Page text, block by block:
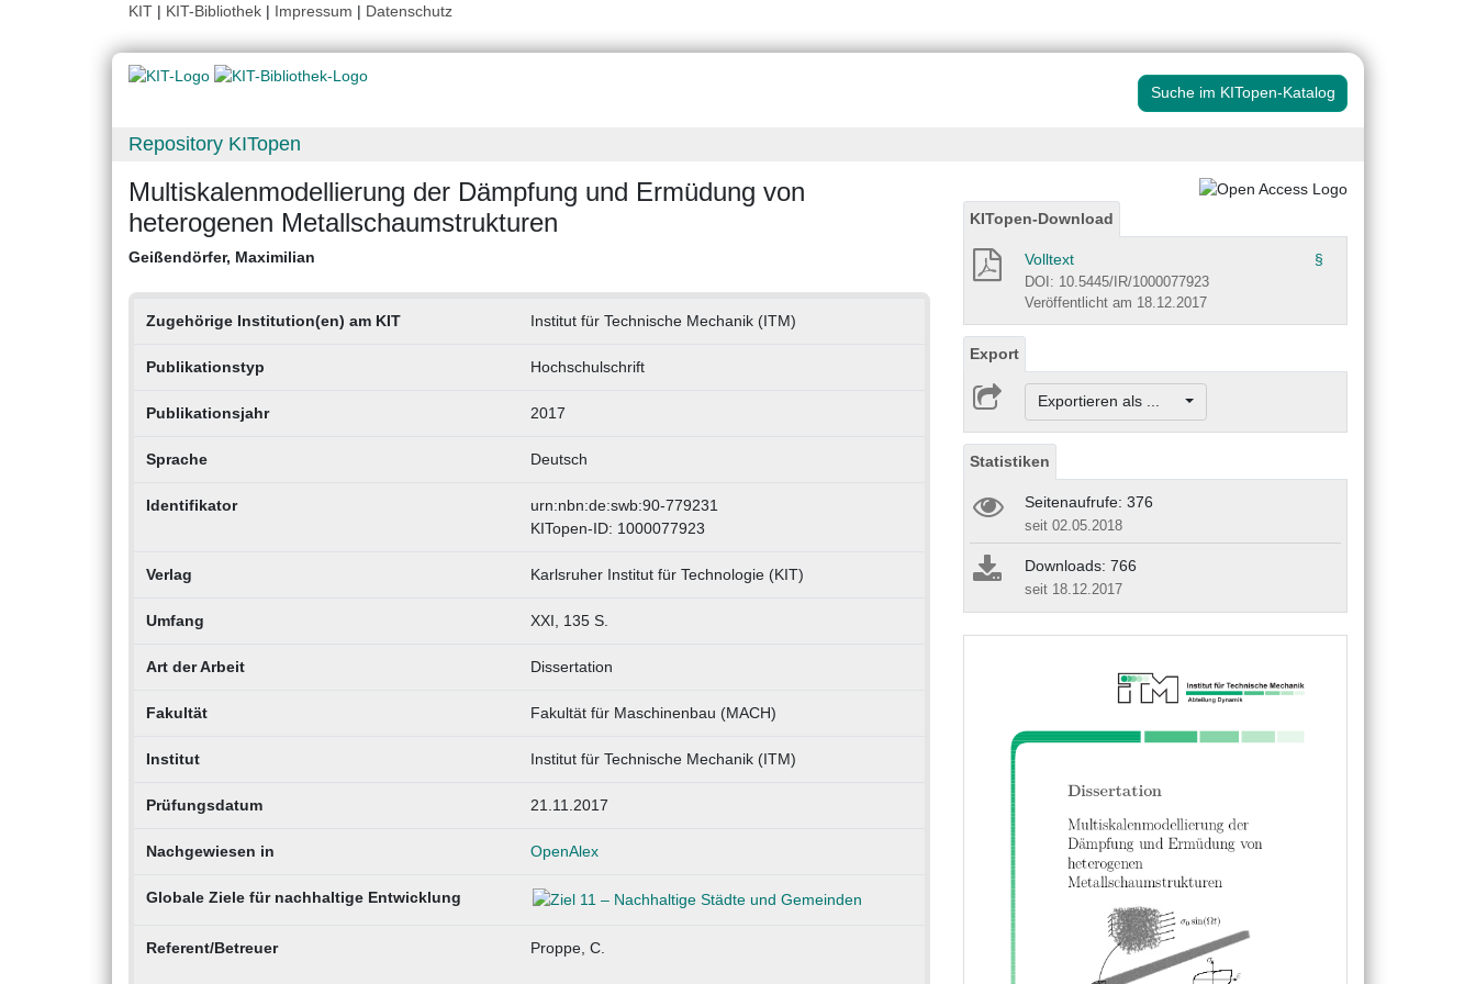
KIT | KIT-Bibliothek | Impressum | Datenschutz
Suche im KITopen-Katalog
Repository KITopen
Multiskalenmodellierung der Dämpfung und Ermüdung von
heterogenen Metallschaumstrukturen
Geißendörfer, Maximilian
Zugehörige Institution(en) am KIT Institut für Technische Mechanik (ITM)
Publikationstyp Hochschulschrift
Publikationsjahr 2017
Sprache Deutsch
Identifikator
urn:nbn:de:swb:90-779231
KITopen-ID: 1000077923
Verlag Karlsruher Institut für Technologie (KIT)
Umfang XXI, 135 S.
Art der Arbeit Dissertation
Fakultät Fakultät für Maschinenbau (MACH)
Institut Institut für Technische Mechanik (ITM)
Prüfungsdatum 21.11.2017
Nachgewiesen in OpenAlex
Globale Ziele für nachhaltige Entwicklung
Referent/Betreuer Proppe, C.
KITopen-Download
Volltext §
DOI: 10.5445/IR/1000077923
Veröffentlicht am 18.12.2017
Export
Exportieren als ...
Statistiken
Seitenaufrufe: 376
seit 02.05.2018
Downloads: 766
seit 18.12.2017